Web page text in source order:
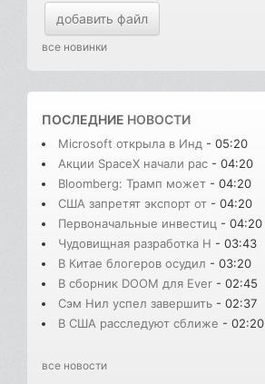
добавить файл
все новинки
ПОСЛЕДНИЕ НОВОСТИ
Microsoft открыла в Инд - 05:20
Акции SpaceX начали рас - 04:20
Bloomberg: Трамп может - 04:20
США запретят экспорт от - 04:20
Первоначальные инвестиц - 04:20
Чудовищная разработка H - 03:43
В Китае блогеров осудил - 03:20
В сборник DOOM для Ever - 02:45
Сэм Нил успел завершить - 02:37
В США расследуют сближе - 02:20
все новости